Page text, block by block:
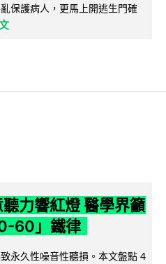
保護病人，更馬上開逃生門確
力響紅燈 醫學界籲
60」鐵律
永久性噪音性聽損。本文盤點 4